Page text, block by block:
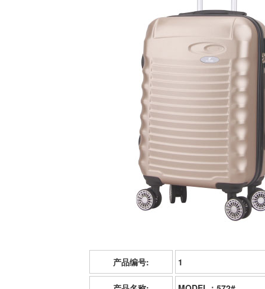
产品编号: 1